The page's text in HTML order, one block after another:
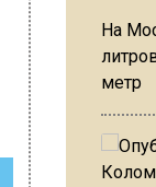
На
метр